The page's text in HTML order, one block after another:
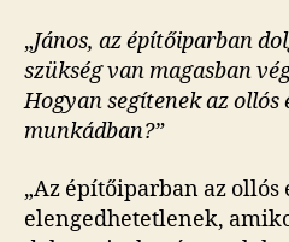
„János, az építőiparban
szükség van magasban
Hogyan segítenek az ollós
munkádban?”
„Az építőiparban az ollós
elengedhetetlenek,